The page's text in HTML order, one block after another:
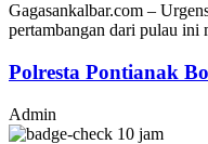
Gagasankalbar.com –
pertambangan dari pulau ini
Polresta Pontianak
Admin
10 jam